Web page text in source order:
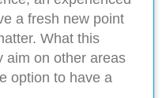
a fresh new point
What this
aim on other areas
option to have a